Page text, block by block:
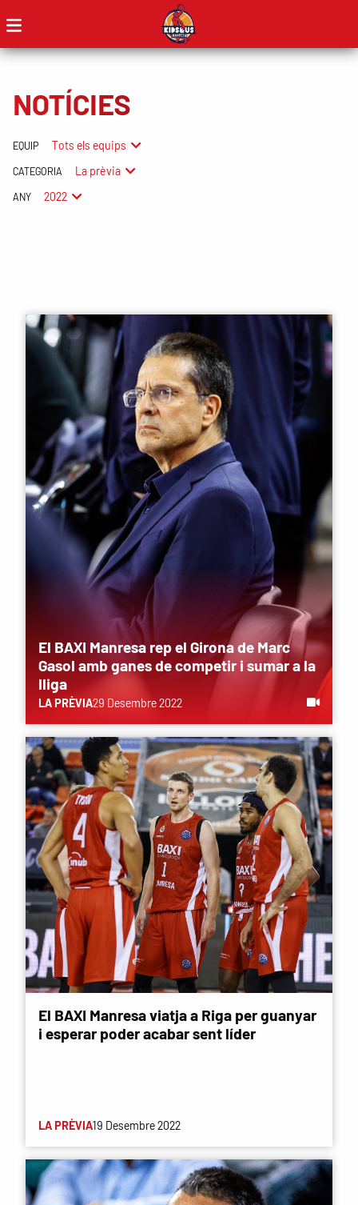
NOTÍCIES
EQUIP Tots els equips
CATEGORIA La prèvia
ANY 2022
El BAXI Manresa rep el Girona de Marc
Gasol amb ganes de competir i sumar a la
lliga
LA PRÈVIA29 Desembre 2022
El BAXI Manresa viatja a Riga per guanyar
i esperar poder acabar sent líder
LA PRÈVIA19 Desembre 2022